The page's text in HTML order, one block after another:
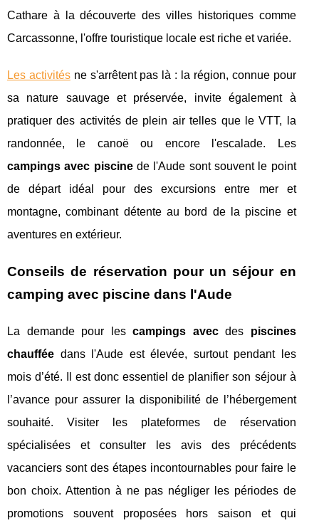
Cathare à la découverte des villes historiques comme
Carcassonne, l'offre touristique locale est riche et variée.
Les activitésne s'arrêtent pas là : la région, connue pour
sa nature sauvage et préservée, invite également à
pratiquer des activités de plein air telles que le VTT, la
randonnée, le canoë ou encore l'escalade. Les
campings avec piscinede l'Aude sont souvent le point
de départ idéal pour des excursions entre mer et
montagne, combinant détente au bord de la piscine et
aventures en extérieur.
Conseils de réservation pour un séjour en
camping avec piscine dans l'Aude
La demande pour lescampings avecdes piscines
chauffée dans l'Aude est élevée, surtout pendant les
mois d’été. Il est donc essentiel de planifier son séjour à
l’avance pour assurer la disponibilité de l’hébergement
souhaité. Visiter les plateformes de réservation
spécialisées et consulter les avis des précédents
vacanciers sont des étapes incontournables pour faire le
bon choix. Attention à ne pas négliger les périodes de
promotions souvent proposées hors saison et qui